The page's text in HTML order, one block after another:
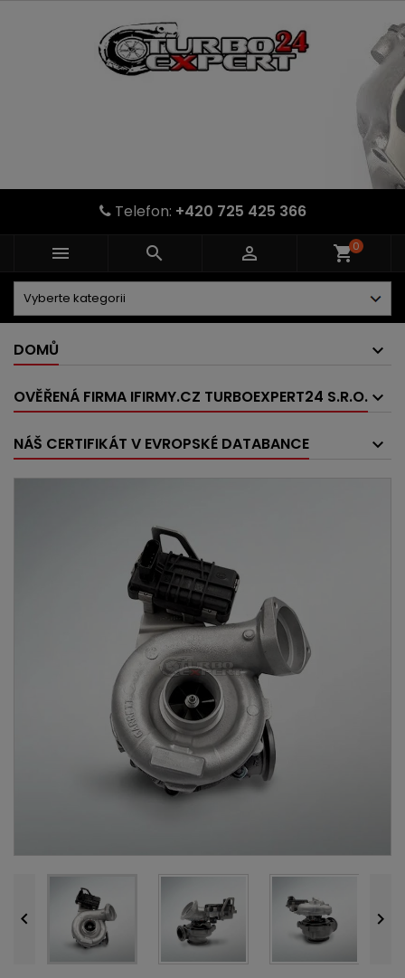
Telefon: +420 725 425 366
   shopping_cart0
DOMŮ
OVĚŘENÁ FIRMA IFIRMY.CZ TURBOEXPERT24 S.R.O.
NÁŠ CERTIFIKÁT V EVROPSKÉ DATABANCE
 